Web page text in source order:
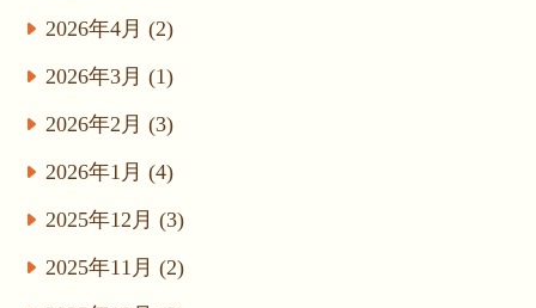
2026年4月 (2)
2026年3月 (1)
2026年2月 (3)
2026年1月 (4)
2025年12月 (3)
2025年11月 (2)